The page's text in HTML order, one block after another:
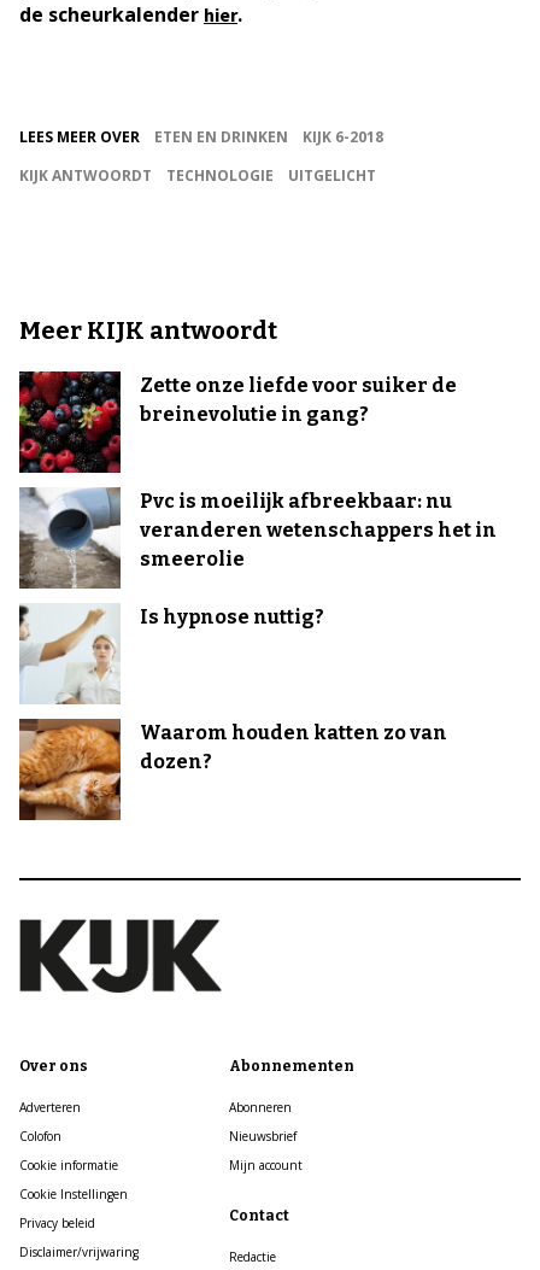
de scheurkalender hier.
LEES MEER OVER ETEN EN DRINKEN
KIJK 6-2018
KIJK ANTWOORDT
TECHNOLOGIE UITGELICHT
Meer KIJK antwoordt
Zette onze liefde voor suiker de
breinevolutie in gang?
Pvc is moeilijk afbreekbaar: nu
veranderen wetenschappers het in
smeerolie
Is hypnose nuttig?
Waarom houden katten zo van
dozen?
Over ons
Adverteren
Colofon
Cookie informatie
Cookie Instellingen
Privacy beleid
Disclaimer/vrijwaring
Abonnementen
Abonneren
Nieuwsbrief
Mijn account
Contact
Redactie